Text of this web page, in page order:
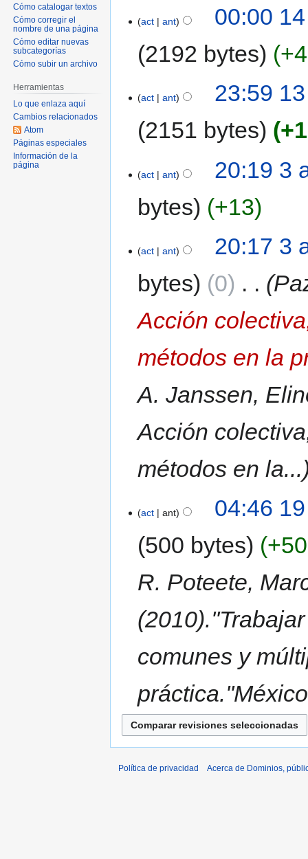
act ant
00:00
2192 bytes
act ant
23:59
2151 bytes
act ant
20:19 3
bytes
+13
act ant
20:17 3
bytes
0
Acción
métodos en la
A. Janssen,
Acción
métodos en la...
act ant
04:46
500 bytes
R. Poteete,
comunes y
Cómo catalogar textos
Cómo corregir el
nombre de una página
Cómo editar nuevas
subcategorías
Cómo subir un archivo
Herramientas
Lo que enlaza aquí
Cambios relacionados
Atom
Páginas especiales
Información de la
página
Política de privacidad Acerca de Dominios,